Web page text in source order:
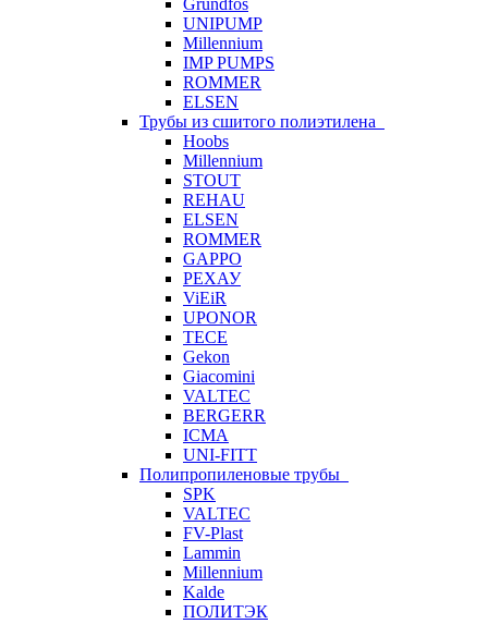
Grundfos
UNIPUMP
Millennium
IMP PUMPS
ROMMER
ELSEN
Трубы из сшитого полиэтилена
Hoobs
Millennium
STOUT
REHAU
ELSEN
ROMMER
GAPPO
РЕХАУ
ViEiR
UPONOR
TECE
Gekon
Giacomini
VALTEC
BERGERR
ICMA
UNI-FITT
Полипропиленовые трубы
SPK
VALTEC
FV-Plast
Lammin
Millennium
Kalde
ПОЛИТЭК